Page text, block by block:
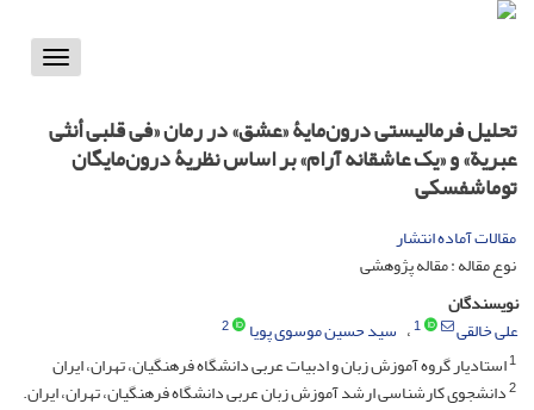
Toggle
تحلیل فرمالیستی درون‌مایۀ «عشق» در رمان «فی قلبی أنثی
عبریة» و «یک عاشقانه آرام» بر اساس نظریۀ درون‌مایگان
توماشفسکی
مقالات آماده انتشار
نوع مقاله : مقاله پژوهشی
نویسندگان
علی خالقی
1 سید حسین موسوی پویا
2
1استادیار گروه آموزش زبان و ادبیات عربی دانشگاه فرهنگیان، تهران، ایران
2دانشجوی کارشناسی ارشد آموزش زبان عربی دانشگاه فرهنگیان، تهران، ایران.